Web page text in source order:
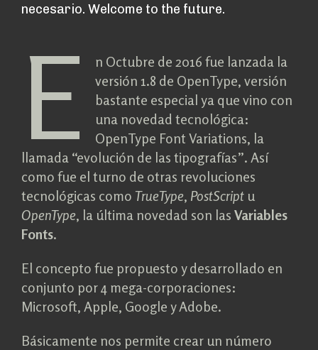
necesario. Welcome to the future.
E
n Octubre de 2016 fue lanzada la
versión 1.8 de OpenType, versión
bastante especial ya que vino con
una novedad tecnológica:
OpenType Font Variations, la
llamada “evolución de las tipografías”. Así
como fue el turno de otras revoluciones
tecnológicas como TrueType, PostScript u
OpenType, la última novedad son las Variables
Fonts.
El concepto fue propuesto y desarrollado en
conjunto por 4 mega-corporaciones:
Microsoft, Apple, Google y Adobe.
Básicamente nos permite crear un número